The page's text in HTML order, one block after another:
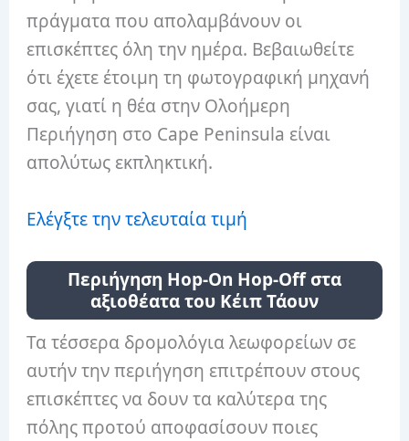
πράγματα που απολαμβάνουν οι
επισκέπτες όλη την ημέρα. Βεβαιωθείτε
ότι έχετε έτοιμη τη φωτογραφική μηχανή
σας, γιατί η θέα στην Ολοήμερη
Περιήγηση στο Cape Peninsula είναι
απολύτως εκπληκτική.
Ελέγξτε την τελευταία τιμή
Περιήγηση Hop-On Hop-Off στα
αξιοθέατα του Κέιπ Τάουν
Τα τέσσερα δρομολόγια λεωφορείων σε
αυτήν την περιήγηση επιτρέπουν στους
επισκέπτες να δουν τα καλύτερα της
πόλης προτού αποφασίσουν ποιες